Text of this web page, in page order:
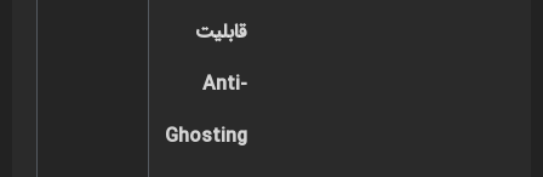
قابلیت
Anti-
Ghosting